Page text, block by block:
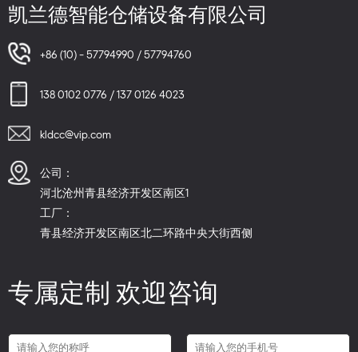
凯兰德智能仓储设备有限公司
+86 (10) - 57794990 / 57794760
138 0102 0776 / 137 0126 4023
kldcc@vip.com
公司：
河北沧州青县经济开发区南区1
工厂：
青县经济开发区南区北二环路中央大街西侧
专属定制 欢迎咨询